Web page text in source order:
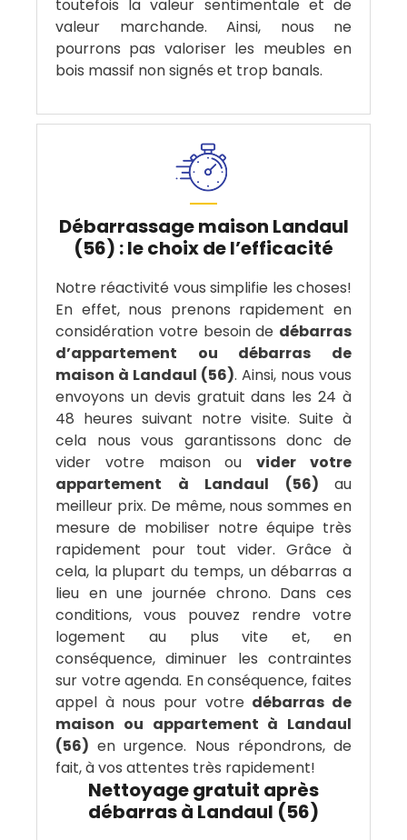
toutefois la valeur sentimentale et de
valeur marchande. Ainsi, nous ne
pourrons pas valoriser les meubles en
bois massif non signés et trop banals.
Débarrassage maison Landaul
(56) : le choix de l’efficacité
Notre réactivité vous simplifie les choses!
En effet, nous prenons rapidement en
considération votre besoin de débarras
d’appartement ou débarras de
maison à Landaul (56). Ainsi, nous vous
envoyons un devis gratuit dans les 24 à
48 heures suivant notre visite. Suite à
cela nous vous garantissons donc de
vider votre maison ouvider votre
appartement à Landaul (56) au
meilleur prix. De même, nous sommes en
mesure de mobiliser notre équipe très
rapidement pour tout vider. Grâce à
cela, la plupart du temps, un débarras a
lieu en une journée chrono. Dans ces
conditions, vous pouvez rendre votre
logement au plus vite et, en
conséquence, diminuer les contraintes
sur votre agenda. En conséquence, faites
appel à nous pour votre débarras de
maison ou appartement à Landaul
(56) en urgence. Nous répondrons, de
fait, à vos attentes très rapidement!
Nettoyage gratuit après
débarras à Landaul (56)